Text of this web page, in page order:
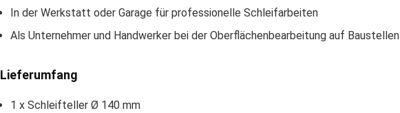
In der Werkstatt oder Garage für professionelle Schleifarbeiten
Als Unternehmer und Handwerker bei der Oberflächenbearbeitung auf Baustellen
Lieferumfang
1 x Schleifteller Ø 140 mm